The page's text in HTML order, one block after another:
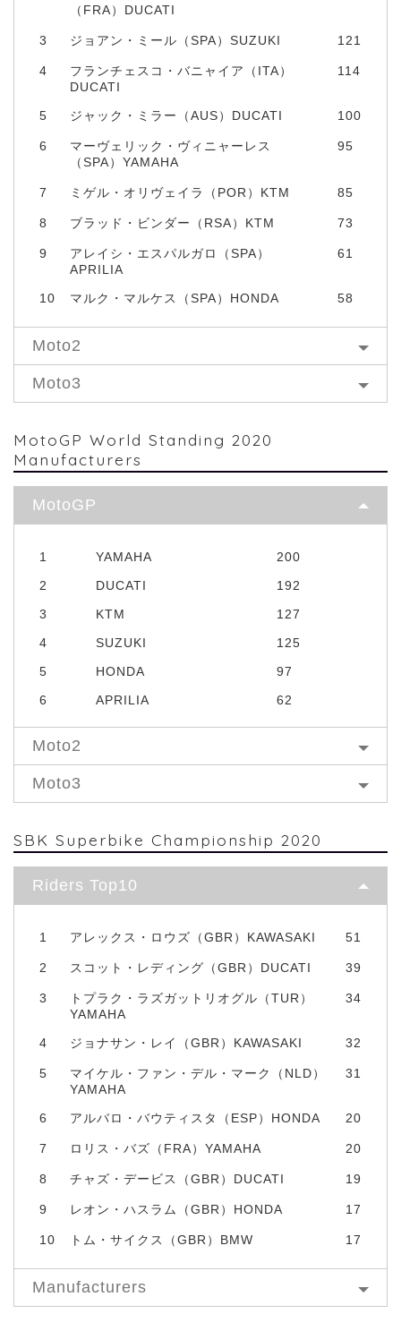
（FRA）DUCATI
3 ジョアン・ミール（SPA）SUZUKI 121
4
フランチェスコ・バニャイア（ITA）
DUCATI
114
5 ジャック・ミラー（AUS）DUCATI 100
6
マーヴェリック・ヴィニャーレス
（SPA）YAMAHA
95
7 ミゲル・オリヴェイラ（POR）KTM 85
8 ブラッド・ビンダー（RSA）KTM 73
9
アレイシ・エスパルガロ（SPA）
APRILIA
61
10 マルク・マルケス（SPA）HONDA 58
Moto2
Moto3
MotoGP World Standing 2020
Manufacturers
MotoGP
1 YAMAHA
200
2
DUCATI
192
3
KTM
127
4
SUZUKI
125
5
HONDA
97
6
APRILIA 62
Moto2
Moto3
SBK Superbike Championship 2020
Riders Top10
1 アレックス・ロウズ（GBR）KAWASAKI 51
2 スコット・レディング（GBR）DUCATI 39
3
トプラク・ラズガットリオグル（TUR）
YAMAHA
34
4 ジョナサン・レイ（GBR）KAWASAKI 32
5
マイケル・ファン・デル・マーク（NLD）
YAMAHA
31
6 アルバロ・バウティスタ（ESP）HONDA 20
7 ロリス・バズ（FRA）YAMAHA 20
8 チャズ・デービス（GBR）DUCATI 19
9 レオン・ハスラム（GBR）HONDA 17
10 トム・サイクス（GBR）BMW 17
Manufacturers